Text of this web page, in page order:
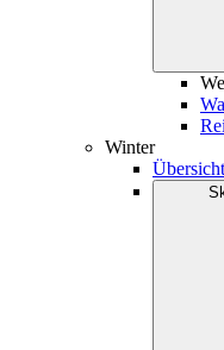
Winter
Übersicht